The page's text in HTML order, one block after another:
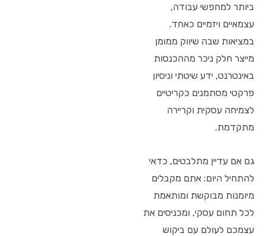
ביותר למחפשי עבודה,
עצמאיים ויזמיים כאחד.
במציאות שבה שיווק ממומן
מייצר חלק ניכר מההכנסות
באינטרנט, ידע שיטתי וניסיון
פרקטי מסתמנים כקריטיים
לצמיחה עסקית וקריירה
מתקדמת.
גם אם עדיין מתלבטים, כדאי
להתחיל היום: אתם מקבלים
מיומנות מבוקשת ומותאמת
לכל תחום עסקי, ומכניסים את
עצמכם לעולם עם ביקוש